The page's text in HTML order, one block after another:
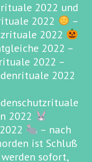
2022 und
2022
–
2022
2022 –
2022 –
2022
2022
– nach
ist Schluß
sofort,